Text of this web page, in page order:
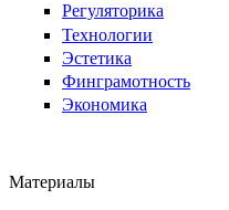
Регуляторика
Технологии
Эстетика
Финграмотность
Экономика
Материалы